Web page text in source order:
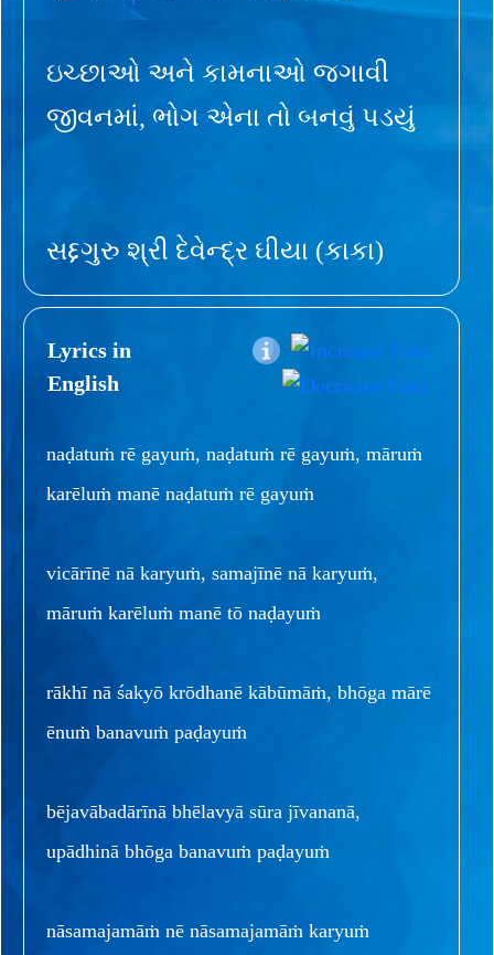
ઇચ્છાઓ અને કામનાઓ જગાવી
જીવનમાં, ભોગ એના તો બનવું પડયું
સદ્દગુરુ શ્રી દેવેન્દ્ર ઘીયા (કાકા)
Lyrics in
English
naḍatuṁ rē gayuṁ, naḍatuṁ rē gayuṁ, māruṁ
karēluṁ manē naḍatuṁ rē gayuṁ
vicārīnē nā karyuṁ, samajīnē nā karyuṁ,
māruṁ karēluṁ manē tō naḍayuṁ
rākhī nā śakyō krōdhanē kābūmāṁ, bhōga mārē
ēnuṁ banavuṁ paḍayuṁ
bējavābadārīnā bhēlavyā sūra jīvananā,
upādhinā bhōga banavuṁ paḍayuṁ
nāsamajamāṁ nē nāsamajamāṁ karyuṁ